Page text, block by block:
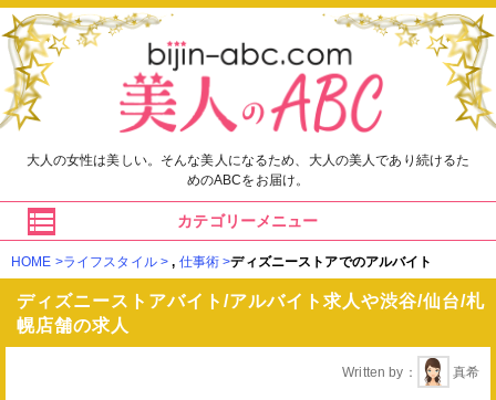
大人の女性は美しい。そんな美人になるため、大人の美人であり続けるた
めのABCをお届け。
カテゴリーメニュー
HOME ライフスタイル , 仕事術 ディズニーストアでのアルバイト
ディズニーストアバイト/アルバイト求人や渋谷/仙台/札
幌店舗の求人
Written by 真希